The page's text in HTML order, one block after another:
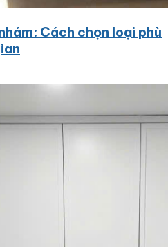
Cách chọn loại phù